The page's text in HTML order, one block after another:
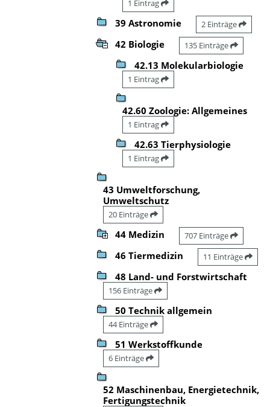
1 Eintrag
39 Astronomie 2 Einträge
42 Biologie 135 Einträge
42.13 Molekularbiologie
1 Eintrag
42.60 Zoologie: Allgemeines
1 Eintrag
42.63 Tierphysiologie
1 Eintrag
43 Umweltforschung,
Umweltschutz
20 Einträge
44 Medizin 707 Einträge
46 Tiermedizin 11 Einträge
48 Land- und Forstwirtschaft
156 Einträge
50 Technik allgemein
44 Einträge
51 Werkstoffkunde
6 Einträge
52 Maschinenbau, Energietechnik,
Fertigungstechnik